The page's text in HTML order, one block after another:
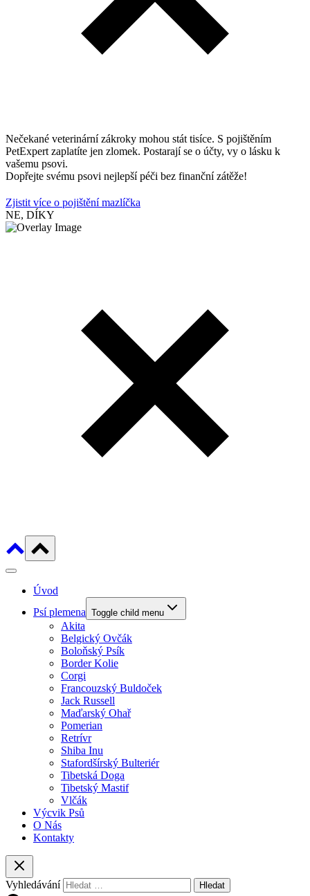
Nečekané veterinární zákroky mohou stát tisíce. S pojištěním
PetExpert zaplatíte jen zlomek. Postarají se o účty, vy o lásku k
vašemu psovi.
Dopřejte svému psovi nejlepší péči bez finanční zátěže!
Zjistit více o pojištění mazlíčka
NE, DÍKY
Úvod
Psí plemena Toggle child menu
Akita
Belgický Ovčák
Boloňský Psík
Border Kolie
Corgi
Francouzský Buldoček
Jack Russell
Maďarský Ohař
Pomerian
Retrívr
Shiba Inu
Stafordšírský Bulteriér
Tibetská Doga
Tibetský Mastif
Vlčák
Výcvik Psů
O Nás
Kontakty
Vyhledávání